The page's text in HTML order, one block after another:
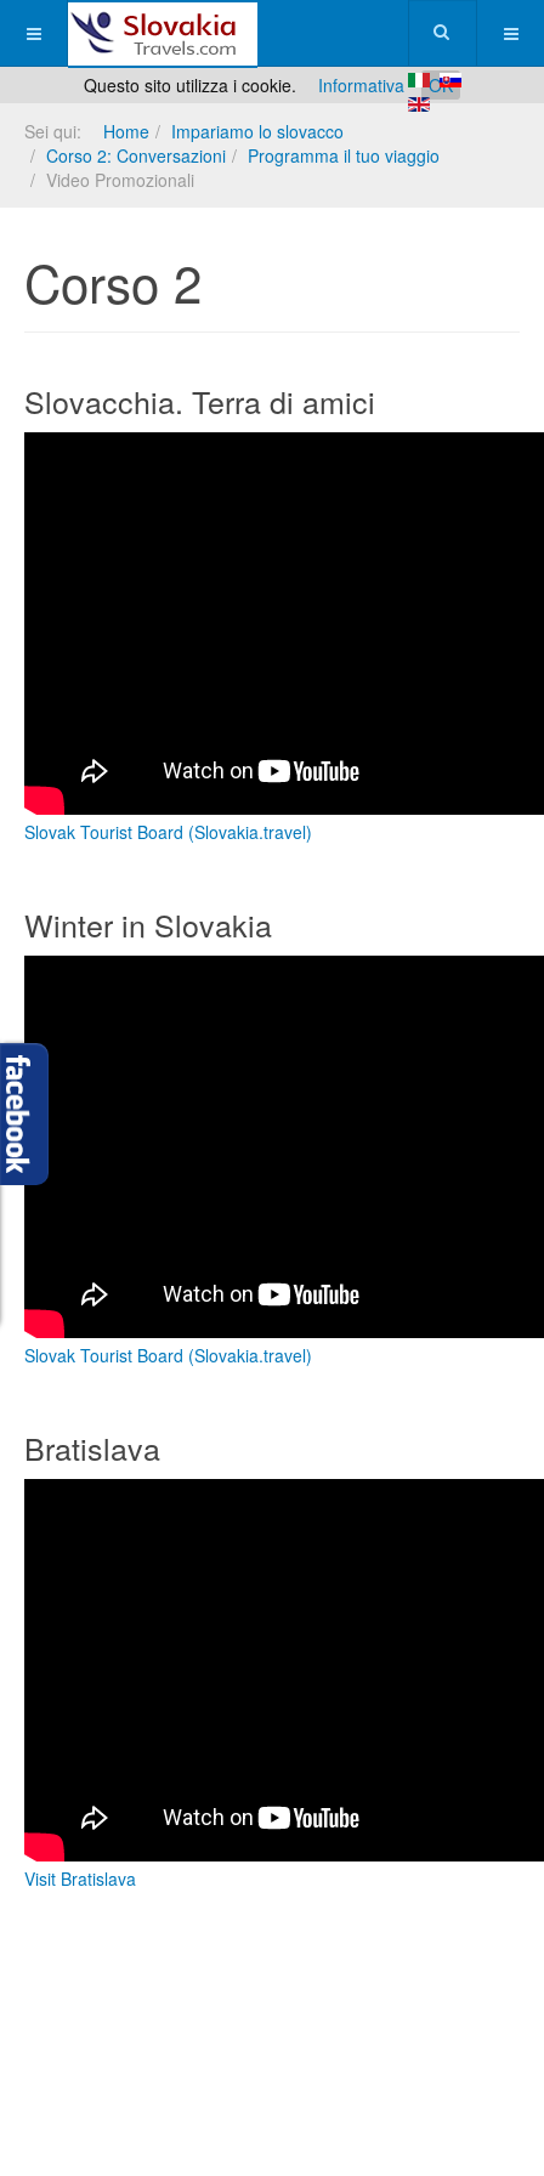
Questo sito utilizza i cookie. Informativa
OK
Sei qui:
Home
Impariamo lo slovacco
Corso 2: Conversazioni
Programma il tuo viaggio
Video Promozionali
Corso 2
Slovacchia. Terra di amici
Slovak Tourist Board (Slovakia.travel)
Winter in Slovakia
Slovak Tourist Board (Slovakia.travel)
Bratislava
Visit Bratislava